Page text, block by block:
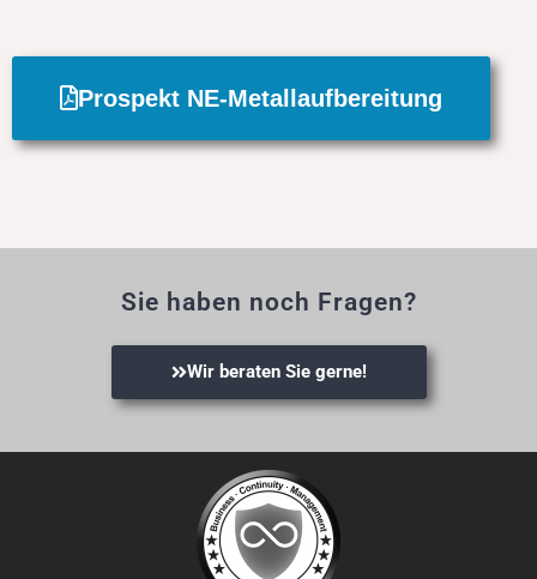
Prospekt NE-Metallaufbereitung
Sie haben noch Fragen?
Wir beraten Sie gerne!